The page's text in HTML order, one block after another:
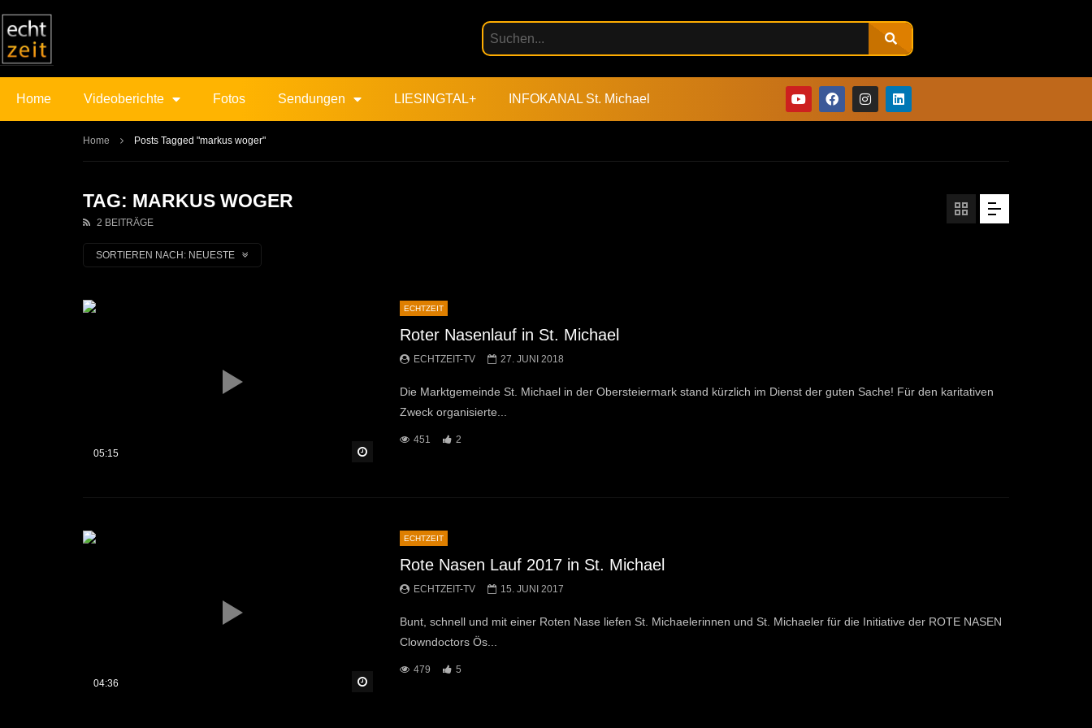
Home Videoberichte Fotos Sendungen LIESINGTAL+ INFOKANAL St. Michael
Home Posts Tagged "markus woger"
TAG: MARKUS WOGER
2 BEITRÄGE
SORTIEREN NACH: NEUESTE
05:15
ECHTZEIT
Roter Nasenlauf in St. Michael
ECHTZEIT-TV 27. JUNI 2018
Die Marktgemeinde St. Michael in der Obersteiermark stand kürzlich im Dienst der guten Sache! Für den karitativen
Zweck organisierte...
451 2
04:36
ECHTZEIT
Rote Nasen Lauf 2017 in St. Michael
ECHTZEIT-TV 15. JUNI 2017
Bunt, schnell und mit einer Roten Nase liefen St. Michaelerinnen und St. Michaeler für die Initiative der ROTE NASEN
Clowndoctors Ös...
479 5